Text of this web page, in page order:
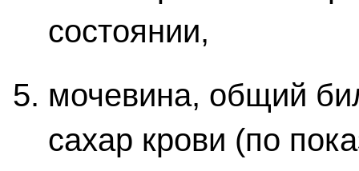
состоянии,
мочевина, общий
сахар крови (по